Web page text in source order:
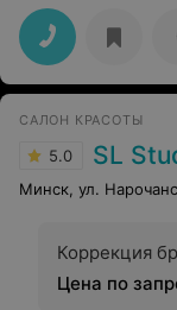
заработка.
САЛОН КРАСОТЫ
5.0 SL
Минск, ул.
Коррекция
Цена по